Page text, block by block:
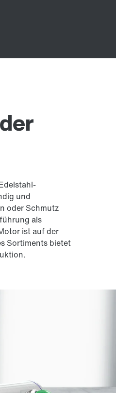
und
oder Schmutz
als
ist auf der
Sortiments bietet